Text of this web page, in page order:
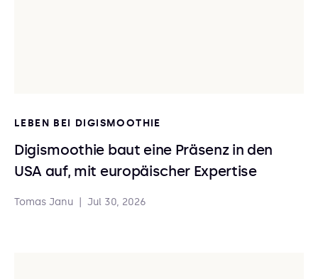
LEBEN BEI DIGISMOOTHIE
Digismoothie baut eine Präsenz in den
USA auf, mit europäischer Expertise
Tomas Janu Jul 30, 2026